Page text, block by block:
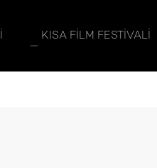
KISA FILM FESTIVALI